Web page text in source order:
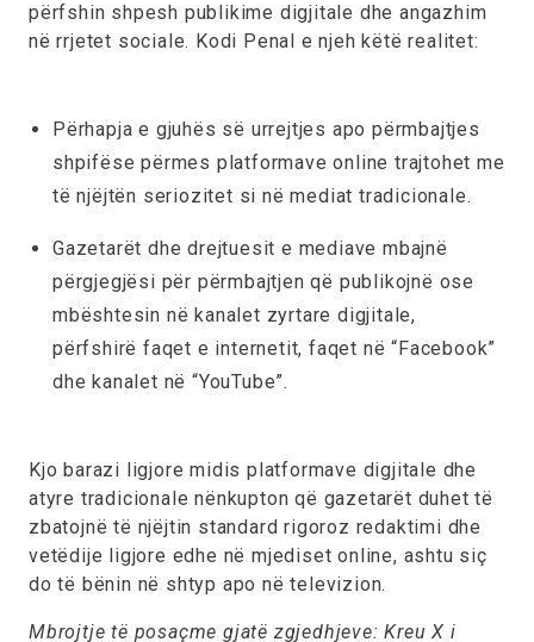
përfshin shpesh publikime digjitale dhe angazhim
në rrjetet sociale. Kodi Penal e njeh këtë realitet:
Përhapja e gjuhës së urrejtjes apo përmbajtjes
shpifëse përmes platformave online trajtohet me
të njëjtën seriozitet si në mediat tradicionale.
Gazetarët dhe drejtuesit e mediave mbajnë
përgjegjësi për përmbajtjen që publikojnë ose
mbështesin në kanalet zyrtare digjitale,
përfshirë faqet e internetit, faqet në “Facebook”
dhe kanalet në “YouTube”.
Kjo barazi ligjore midis platformave digjitale dhe
atyre tradicionale nënkupton që gazetarët duhet të
zbatojnë të njëjtin standard rigoroz redaktimi dhe
vetëdije ligjore edhe në mjediset online, ashtu siç
do të bënin në shtyp apo në televizion.
Mbrojtje të posaçme gjatë zgjedhjeve: Kreu X i